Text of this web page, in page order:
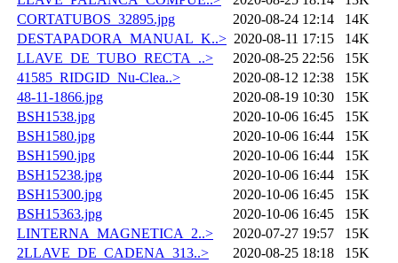
CORTATUBOS_32895.jpg
2020-08-24 12:14
14K
DESTAPADORA_MANUAL_K..> 2020-08-11 17:15
14K
LLAVE_DE_TUBO_RECTA_..>
2020-08-25 22:56
15K
41585_RIDGID_Nu-Clea..>
2020-08-12 12:38
15K
48-11-1866.jpg
2020-08-19 10:30
15K
BSH1538.jpg
2020-10-06 16:45
15K
BSH1580.jpg
2020-10-06 16:44
15K
BSH1590.jpg
2020-10-06 16:44
15K
BSH15238.jpg
2020-10-06 16:44
15K
BSH15300.jpg
2020-10-06 16:45
15K
BSH15363.jpg
2020-10-06 16:45
15K
LINTERNA_MAGNETICA_2..>
2020-07-27 19:57
15K
2LLAVE_DE_CADENA_313..>
2020-08-25 18:18
15K